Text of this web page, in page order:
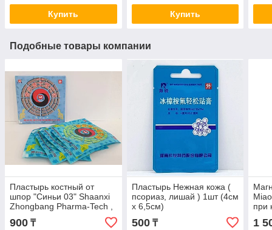
Купить Купить
Подобные товары компании
Пластырь костный от
шпор "Синьи 03" Shaanxi
Zhongbang Pharma-Tech ,
900 ₸
Пластырь Нежная кожа (
псориаз, лишай ) 1шт (4см
x 6,5см)
500₸
при
1